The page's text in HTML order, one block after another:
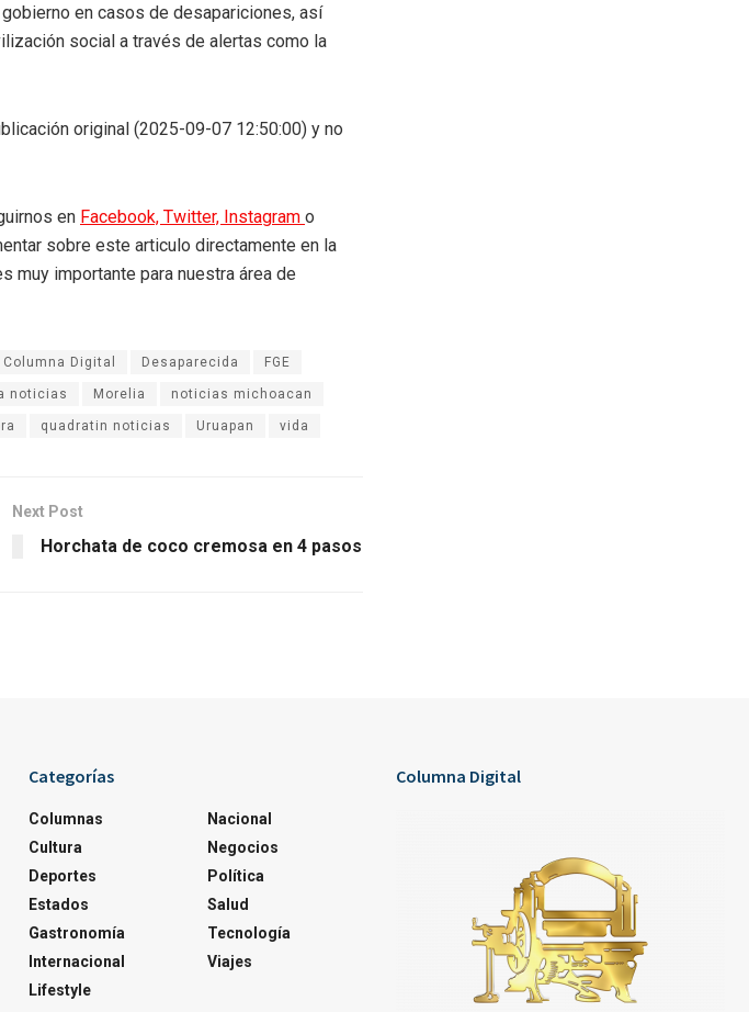
en casos de desapariciones, así
social a través de alertas como la
original (2025-09-07 12:50:00) y no
en Facebook, Twitter, Instagram o
sobre este articulo directamente en la
muy importante para nuestra área de
Columna Digital Desaparecida FGE
noticias Morelia noticias michoacan
quadratin noticias Uruapan vida
Next Post
Horchata de coco cremosa en 4 pasos
Categorías
Columnas
Cultura
Deportes
Estados
Gastronomía
Internacional
Lifestyle
Nacional
Negocios
Política
Salud
Tecnología
Viajes
Columna Digital